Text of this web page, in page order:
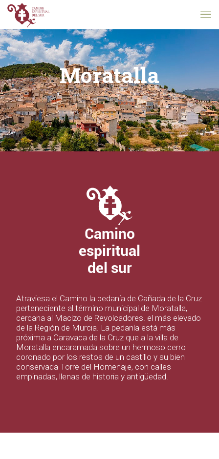
Moratalla
Camino
espiritual
del sur
Atraviesa el Camino la pedanía de Cañada de la Cruz
perteneciente al término municipal de Moratalla,
cercana al Macizo de Revolcadores. el más elevado
de la Región de Murcia. La pedanía está más
próxima a Caravaca de la Cruz que a la villa de
Moratalla encaramada sobre un hermoso cerro
coronado por los restos de un castillo y su bien
conservada Torre del Homenaje, con calles
empinadas, llenas de historia y antigüedad.